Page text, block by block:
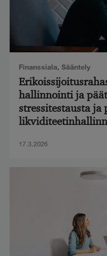
Finanssiala, Sääntely
hallinnointi ja
stressitestausta ja
17.3.2026